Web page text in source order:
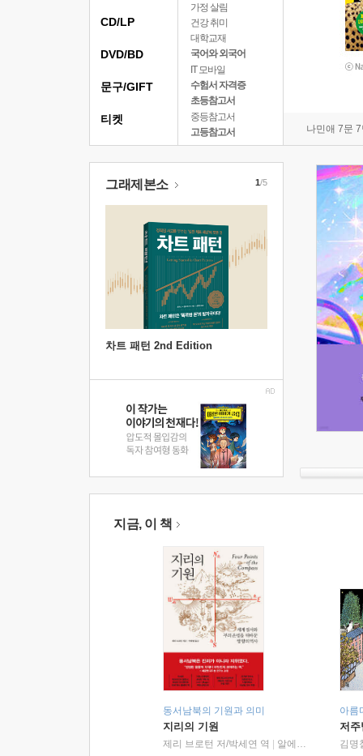
가정 살림
건강 취미
대학교재
국어와 외국어
IT 모바일
수험서 자격증
초등참고서
중등참고서
고등참고서
나민애 7문
CD/LP
DVD/BD
문구/GIFT
티켓
그래제본소
차트 패턴 2nd Edition
1/5
지금, 이 책
동서남북의 기원과 의미
지리의 기원
제리 브로턴 저/박세연 역
알에이치코리아(RHK)
아름
저
김명